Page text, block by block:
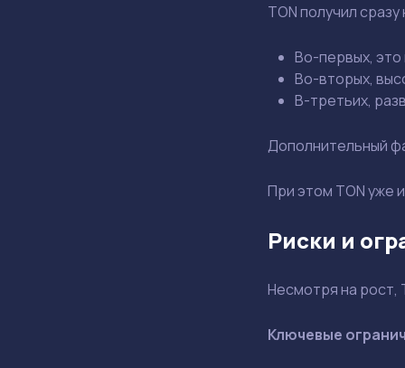
TON получил
Во-первых, это
Во-вторых,
В-третьих,
Дополнительный
При этом TON уже
Риски и
Несмотря на рост,
Ключевые